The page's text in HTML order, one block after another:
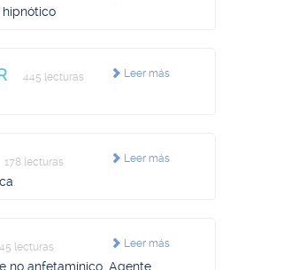
hipnótico
Leer más
445 lecturas
Leer más
178 lecturas
Leer más
lecturas
no anfetamínico, Agente